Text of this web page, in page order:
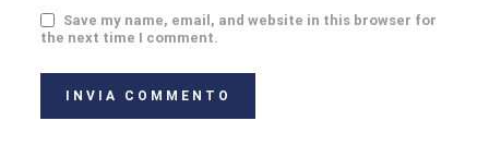
Save my name, email, and website in this browser for
the next time I comment.